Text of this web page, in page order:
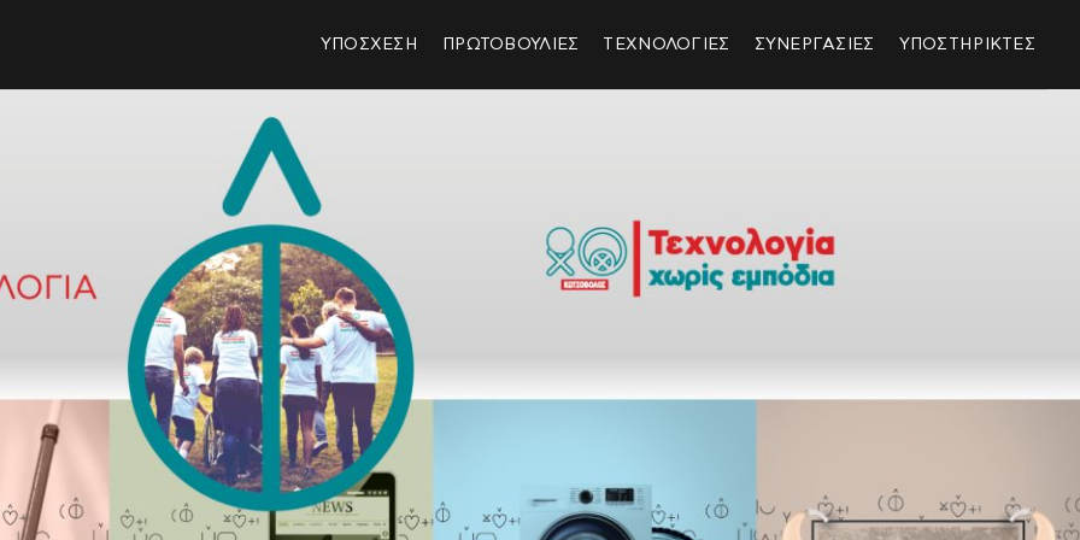
ΥΠΟΣΧΕΣΗ ΠΡΩΤΟΒΟΥΛΙΕΣ ΤΕΧΝΟΛΟΓΙΕΣ ΣΥΝΕΡΓΑΣΙΕΣ ΥΠΟΣΤΗΡΙΚΤΕΣ